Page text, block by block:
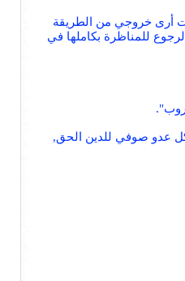
أرى خروجي من الطريقة
للمناظرة بكاملها في
كل عدو صوفي للدين الحق,